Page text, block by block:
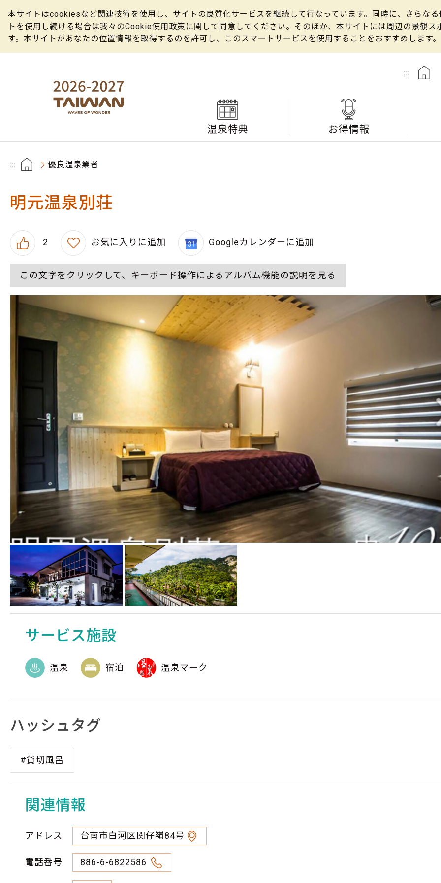
本サイトはcookiesなど関連技術を使用し、サイトの良質化サービスを継続して行なっています。同時に、さらな
トを使用し続ける場合は我々のCookie使用政策に関して同意してください。そのほか、本サイトには周辺の景観
す。本サイトがあなたの位置情報を取得するのを許可し、このスマートサービスを使用することをおすすめします。
:::
温泉特典 お得情報
::: 優良温泉業者
明元温泉別荘
2 お気に入りに追加 Googleカレンダーに追加
この文字をクリックして、キーボード操作によるアルバム機能の説明を見る
サービス施設
温泉 宿泊 温泉マーク
ハッシュタグ
#貸切風呂
関連情報
アドレス 台南市白河区関仔嶺84号
電話番号 886-6-6822586